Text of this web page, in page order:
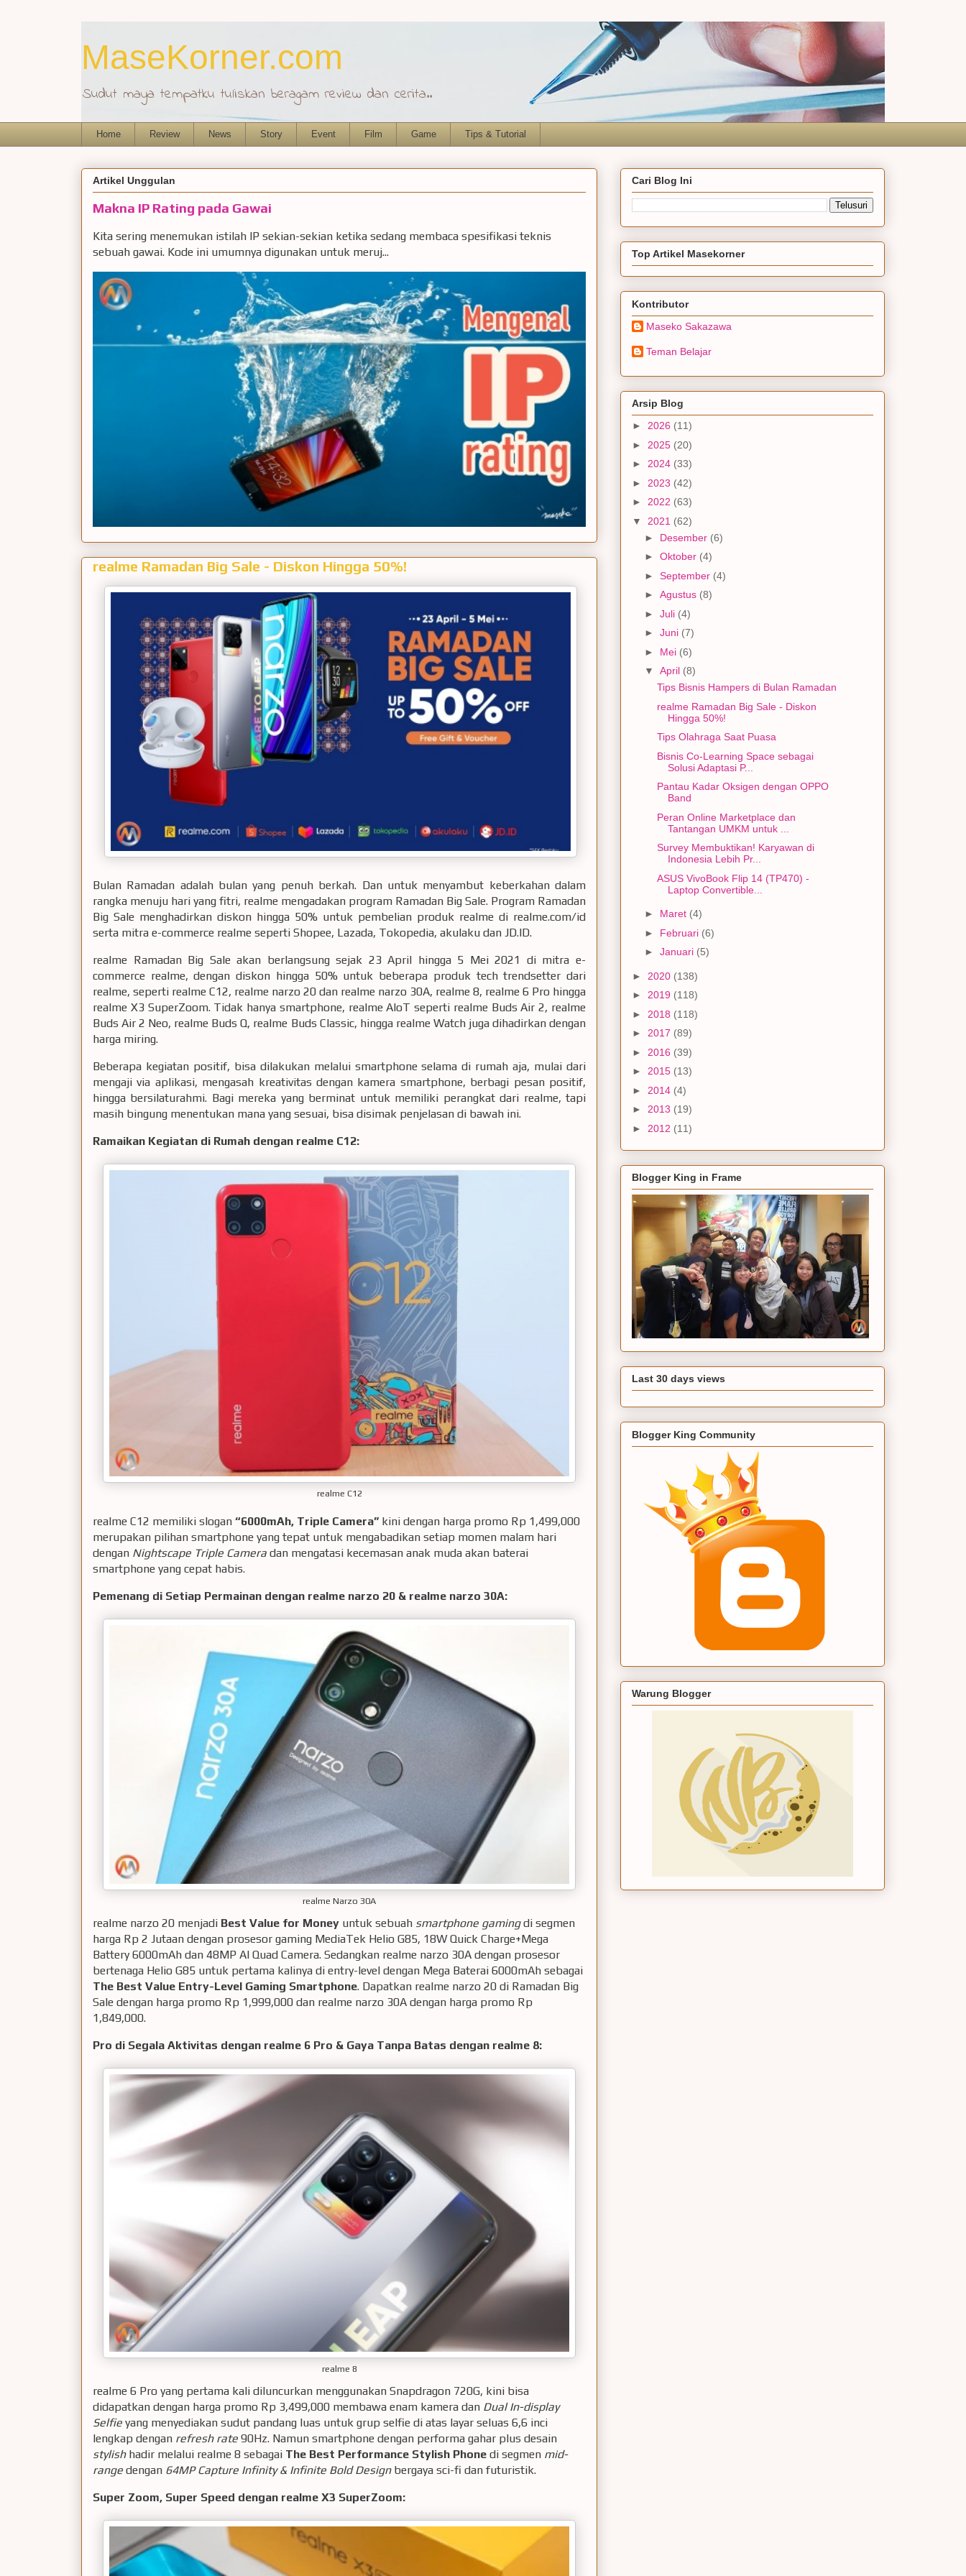
MaseKorner.com
Sudut maya tempatku tuliskan beragam review dan cerita..
Home Review News Story Event Film Game Tips & Tutorial
Artikel Unggulan
Makna IP Rating pada Gawai
Kita sering menemukan istilah IP sekian-sekian ketika sedang membaca spesifikasi teknis
sebuah gawai. Kode ini umumnya digunakan untuk meruj...
realme Ramadan Big Sale - Diskon Hingga 50%!
Bulan Ramadan adalah bulan yang penuh berkah. Dan untuk menyambut keberkahan dalam
rangka menuju hari yang fitri, realme mengadakan program Ramadan Big Sale. Program Ramadan
Big Sale menghadirkan diskon hingga 50% untuk pembelian produk realme di realme.com/id
serta mitra e-commerce realme seperti Shopee, Lazada, Tokopedia, akulaku dan JD.ID.
realme Ramadan Big Sale akan berlangsung sejak 23 April hingga 5 Mei 2021 di mitra e-
commerce realme, dengan diskon hingga 50% untuk beberapa produk tech trendsetter dari
realme, seperti realme C12, realme narzo 20 dan realme narzo 30A, realme 8, realme 6 Pro hingga
realme X3 SuperZoom. Tidak hanya smartphone, realme AIoT seperti realme Buds Air 2, realme
Buds Air 2 Neo, realme Buds Q, realme Buds Classic, hingga realme Watch juga dihadirkan dengan
harga miring.
Beberapa kegiatan positif, bisa dilakukan melalui smartphone selama di rumah aja, mulai dari
mengaji via aplikasi, mengasah kreativitas dengan kamera smartphone, berbagi pesan positif,
hingga bersilaturahmi. Bagi mereka yang berminat untuk memiliki perangkat dari realme, tapi
masih bingung menentukan mana yang sesuai, bisa disimak penjelasan di bawah ini.
Ramaikan Kegiatan di Rumah dengan realme C12:
realme C12
realme C12 memiliki slogan “6000mAh, Triple Camera” kini dengan harga promo Rp 1,499,000
merupakan pilihan smartphone yang tepat untuk mengabadikan setiap momen malam hari
dengan Nightscape Triple Camera dan mengatasi kecemasan anak muda akan baterai
smartphone yang cepat habis.
Pemenang di Setiap Permainan dengan realme narzo 20 & realme narzo 30A:
realme Narzo 30A
realme narzo 20 menjadi Best Value for Money untuk sebuah smartphone gamingdi segmen
harga Rp 2 Jutaan dengan prosesor gaming MediaTek Helio G85, 18W Quick Charge+Mega
Battery 6000mAh dan 48MP AI Quad Camera. Sedangkan realme narzo 30A dengan prosesor
bertenaga Helio G85 untuk pertama kalinya di entry-level dengan Mega Baterai 6000mAh sebagai
The Best Value Entry-Level Gaming Smartphone. Dapatkan realme narzo 20 di Ramadan Big
Sale dengan harga promo Rp 1,999,000 dan realme narzo 30A dengan harga promo Rp
1,849,000.
Pro di Segala Aktivitas dengan realme 6 Pro & Gaya Tanpa Batas dengan realme 8:
realme 8
realme 6 Pro yang pertama kali diluncurkan menggunakan Snapdragon 720G, kini bisa
didapatkan dengan harga promo Rp 3,499,000 membawa enam kamera dan Dual In-display
Selfie yang menyediakan sudut pandang luas untuk grup selfie di atas layar seluas 6,6 inci
lengkap dengan refresh rate 90Hz. Namun smartphone dengan performa gahar plus desain
stylish hadir melalui realme 8 sebagai The Best Performance Stylish Phone di segmen mid-
range dengan 64MP Capture Infinity & Infinite Bold Designbergaya sci-fi dan futuristik.
Super Zoom, Super Speed dengan realme X3 SuperZoom:
Cari Blog Ini
Top Artikel Masekorner
Kontributor
Maseko Sakazawa
Teman Belajar
Arsip Blog
► 2026 (11)
► 2025 (20)
► 2024 (33)
► 2023 (42)
► 2022 (63)
▼ 2021 (62)
► Desember (6)
► Oktober (4)
► September (4)
► Agustus (8)
► Juli (4)
► Juni (7)
► Mei (6)
▼ April (8)
Tips Bisnis Hampers di Bulan Ramadan
realme Ramadan Big Sale - Diskon
Hingga 50%!
Tips Olahraga Saat Puasa
Bisnis Co-Learning Space sebagai
Solusi Adaptasi P...
Pantau Kadar Oksigen dengan OPPO
Band
Peran Online Marketplace dan
Tantangan UMKM untuk ...
Survey Membuktikan! Karyawan di
Indonesia Lebih Pr...
ASUS VivoBook Flip 14 (TP470) -
Laptop Convertible...
► Maret (4)
► Februari (6)
► Januari (5)
► 2020 (138)
► 2019 (118)
► 2018 (118)
► 2017 (89)
► 2016 (39)
► 2015 (13)
► 2014 (4)
► 2013 (19)
► 2012 (11)
Blogger King in Frame
Last 30 days views
Blogger King Community
Warung Blogger